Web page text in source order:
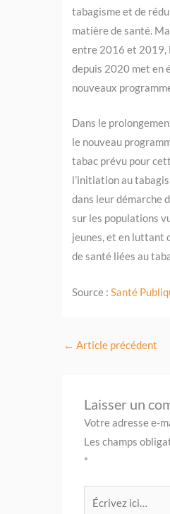
tabagisme et de
matière de santé.
entre 2016 et 2019,
depuis 2020 met en
nouveaux
Dans le
le nouveau
tabac prévu pour
l’initiation au
dans leur démarche
sur les populations
jeunes, et en luttant
de santé liées au
Source :Santé
← Article précédent
Laisser un
Votre adresse e-
Les champs
*
Écrivez